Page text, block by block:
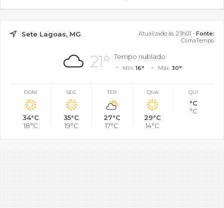
Sete Lagoas, MG Atualizado às 23h01 - Fonte:
ClimaTempo
21° Tempo nublado
Mín.16° Máx. 30°
DOM
34°C
18°C
SEG
35°C
19°C
TER
27°C
17°C
QUA
29°C
14°C
QUI
°C
°C